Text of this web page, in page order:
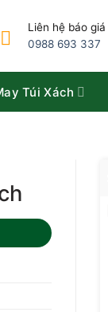
Liên hệ báo giá
0988 693 337
Túi Xách